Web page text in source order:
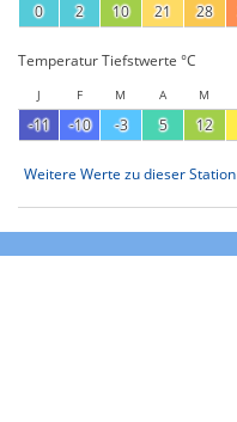
0 2 10 21 28
Temperatur Tiefstwerte °C
J F M A M
-11 -10 -3 5 12
Weitere Werte zu dieser Station